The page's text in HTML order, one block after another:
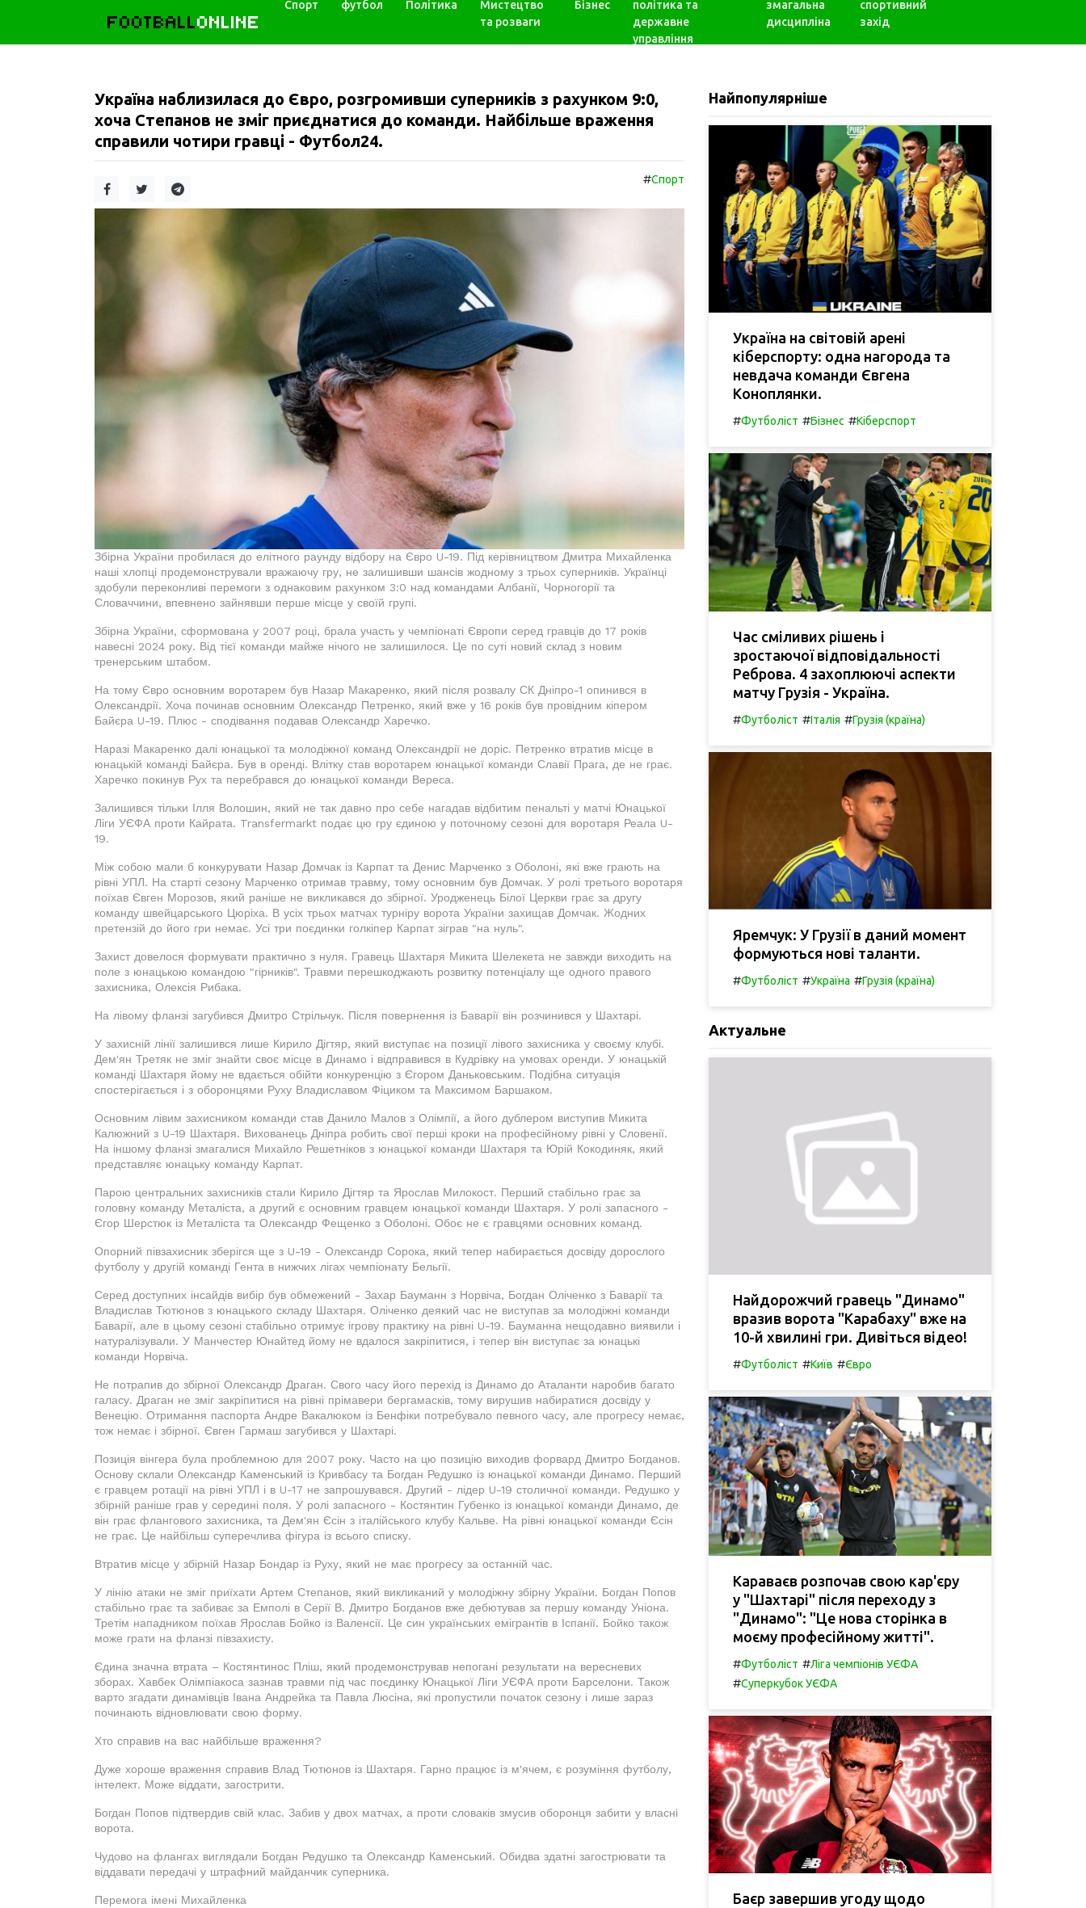
FOOTBALLONLINE
Спорт футбол Політика
Мистецтво
та розваги
Бізнес
політика та
державне
управління
змагальна
дисципліна
спортивний
захід
Україна наблизилася до Євро, розгромивши суперників з рахунком 9:0,
хоча Степанов не зміг приєднатися до команди. Найбільше враження
справили чотири гравці - Футбол24.
#Спорт
Збірна України пробилася до елітного раунду відбору на Євро U-19. Під керівництвом Дмитра Михайленка
наші хлопці продемонстрували вражаючу гру, не залишивши шансів жодному з трьох суперників. Українці
здобули переконливі перемоги з однаковим рахунком 3:0 над командами Албанії, Чорногорії та
Словаччини, впевнено зайнявши перше місце у своїй групі.
Збірна України, сформована у 2007 році, брала участь у чемпіонаті Європи серед гравців до 17 років
навесні 2024 року. Від тієї команди майже нічого не залишилося. Це по суті новий склад з новим
тренерським штабом.
На тому Євро основним воротарем був Назар Макаренко, який після розвалу СК Дніпро-1 опинився в
Олександрії. Хоча починав основним Олександр Петренко, який вже у 16 років був провідним кіпером
Байєра U-19. Плюс - сподівання подавав Олександр Харечко.
Наразі Макаренко далі юнацької та молодіжної команд Олександрії не доріс. Петренко втратив місце в
юнацькій команді Байєра. Був в оренді. Влітку став воротарем юнацької команди Славії Прага, де не грає.
Харечко покинув Рух та перебрався до юнацької команди Вереса.
Залишився тільки Ілля Волошин, який не так давно про себе нагадав відбитим пенальті у матчі Юнацької
Ліги УЄФА проти Кайрата. Transfermarkt подає цю гру єдиною у поточному сезоні для воротаря Реала U-
19.
Між собою мали б конкурувати Назар Домчак із Карпат та Денис Марченко з Оболоні, які вже грають на
рівні УПЛ. На старті сезону Марченко отримав травму, тому основним був Домчак. У ролі третього воротаря
поїхав Євген Морозов, який раніше не викликався до збірної. Уродженець Білої Церкви грає за другу
команду швейцарського Цюріха. В усіх трьох матчах турніру ворота України захищав Домчак. Жодних
претензій до його гри немає. Усі три поєдинки голкіпер Карпат зіграв "на нуль".
Захист довелося формувати практично з нуля. Гравець Шахтаря Микита Шелекета не завжди виходить на
поле з юнацькою командою "гірників". Травми перешкоджають розвитку потенціалу ще одного правого
захисника, Олексія Рибака.
На лівому фланзі загубився Дмитро Стрільчук. Після повернення із Баварії він розчинився у Шахтарі.
У захисній лінії залишився лише Кирило Дігтяр, який виступає на позиції лівого захисника у своєму клубі.
Дем'ян Третяк не зміг знайти своє місце в Динамо і відправився в Кудрівку на умовах оренди. У юнацькій
команді Шахтаря йому не вдається обійти конкуренцію з Єгором Даньковським. Подібна ситуація
спостерігається і з оборонцями Руху Владиславом Фіциком та Максимом Баршаком.
Основним лівим захисником команди став Данило Малов з Олімпії, а його дублером виступив Микита
Калюжний з U-19 Шахтаря. Вихованець Дніпра робить свої перші кроки на професійному рівні у Словенії.
На іншому фланзі змагалися Михайло Решетніков з юнацької команди Шахтаря та Юрій Кокодиняк, який
представляє юнацьку команду Карпат.
Парою центральних захисників стали Кирило Дігтяр та Ярослав Милокост. Перший стабільно грає за
головну команду Металіста, а другий є основним гравцем юнацької команди Шахтаря. У ролі запасного -
Єгор Шерстюк із Металіста та Олександр Фещенко з Оболоні. Обоє не є гравцями основних команд.
Опорний півзахисник зберігся ще з U-19 - Олександр Сорока, який тепер набирається досвіду дорослого
футболу у другій команді Гента в нижчих лігах чемпіонату Бельгії.
Серед доступних інсайдів вибір був обмежений - Захар Бауманн з Норвіча, Богдан Оліченко з Баварії та
Владислав Тютюнов з юнацького складу Шахтаря. Оліченко деякий час не виступав за молодіжні команди
Баварії, але в цьому сезоні стабільно отримує ігрову практику на рівні U-19. Бауманна нещодавно виявили і
натуралізували. У Манчестер Юнайтед йому не вдалося закріпитися, і тепер він виступає за юнацькі
команди Норвіча.
Не потрапив до збірної Олександр Драган. Свого часу його перехід із Динамо до Аталанти наробив багато
галасу. Драган не зміг закріпитися на рівні прімавери бергамасків, тому вирушив набиратися досвіду у
Венецію. Отримання паспорта Андре Вакалюком із Бенфіки потребувало певного часу, але прогресу немає,
тож немає і збірної. Євген Гармаш загубився у Шахтарі.
Позиція вінгера була проблемною для 2007 року. Часто на цю позицію виходив форвард Дмитро Богданов.
Основу склали Олександр Каменський із Кривбасу та Богдан Редушко із юнацької команди Динамо. Перший
є гравцем ротації на рівні УПЛ і в U-17 не запрошувався. Другий - лідер U-19 столичної команди. Редушко у
збірній раніше грав у середині поля. У ролі запасного - Костянтин Губенко із юнацької команди Динамо, де
він грає флангового захисника, та Дем'ян Єсін з італійського клубу Кальве. На рівні юнацької команди Єсін
не грає. Це найбільш суперечлива фігура із всього списку.
Втратив місце у збірній Назар Бондар із Руху, який не має прогресу за останній час.
У лінію атаки не зміг приїхати Артем Степанов, який викликаний у молодіжну збірну України. Богдан Попов
стабільно грає та забиває за Емполі в Серії В. Дмитро Богданов вже дебютував за першу команду Уніона.
Третім нападником поїхав Ярослав Бойко із Валенсії. Це син українських емігрантів в Іспанії. Бойко також
може грати на фланзі півзахисту.
Єдина значна втрата – Костянтинос Пліш, який продемонстрував непогані результати на вересневих
зборах. Хавбек Олімпіакоса зазнав травми під час поєдинку Юнацької Ліги УЄФА проти Барселони. Також
варто згадати динамівців Івана Андрейка та Павла Люсіна, які пропустили початок сезону і лише зараз
починають відновлювати свою форму.
Хто справив на вас найбільше враження?
Дуже хороше враження справив Влад Тютюнов із Шахтаря. Гарно працює із м'ячем, є розуміння футболу,
інтелект. Може віддати, загострити.
Богдан Попов підтвердив свій клас. Забив у двох матчах, а проти словаків змусив оборонця забити у власні
ворота.
Чудово на флангах виглядали Богдан Редушко та Олександр Каменський. Обидва здатні загострювати та
віддавати передачі у штрафний майданчик суперника.
Перемога імені Михайленка
Найпопулярніше
Україна на світовій арені
кіберспорту: одна нагорода та
невдача команди Євгена
Коноплянки.
#Футболіст #Бізнес #Кіберспорт
Час сміливих рішень і
зростаючої відповідальності
Реброва. 4 захоплюючі аспекти
матчу Грузія - Україна.
#Футболіст #Італія #Грузія (країна)
Яремчук: У Грузії в даний момент
формуються нові таланти.
#Футболіст #Україна #Грузія (країна)
Актуальне
Найдорожчий гравець "Динамо"
вразив ворота "Карабаху" вже на
10-й хвилині гри. Дивіться відео!
#Футболіст #Київ #Євро
Караваєв розпочав свою кар'єру
у "Шахтарі" після переходу з
"Динамо": "Це нова сторінка в
моєму професійному житті".
#Футболіст #Ліга чемпіонів УЄФА
#Суперкубок УЄФА
Баєр завершив угоду щодо